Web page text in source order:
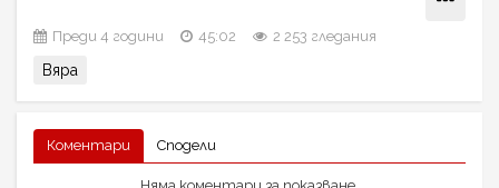
Преди 4 години 45:02 2 253 гледания
Вяра
Коментари Сподели